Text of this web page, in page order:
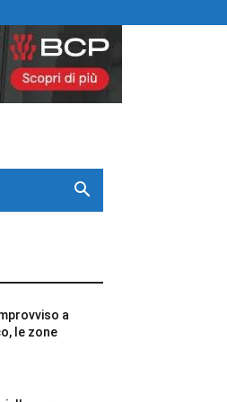
a
le zone